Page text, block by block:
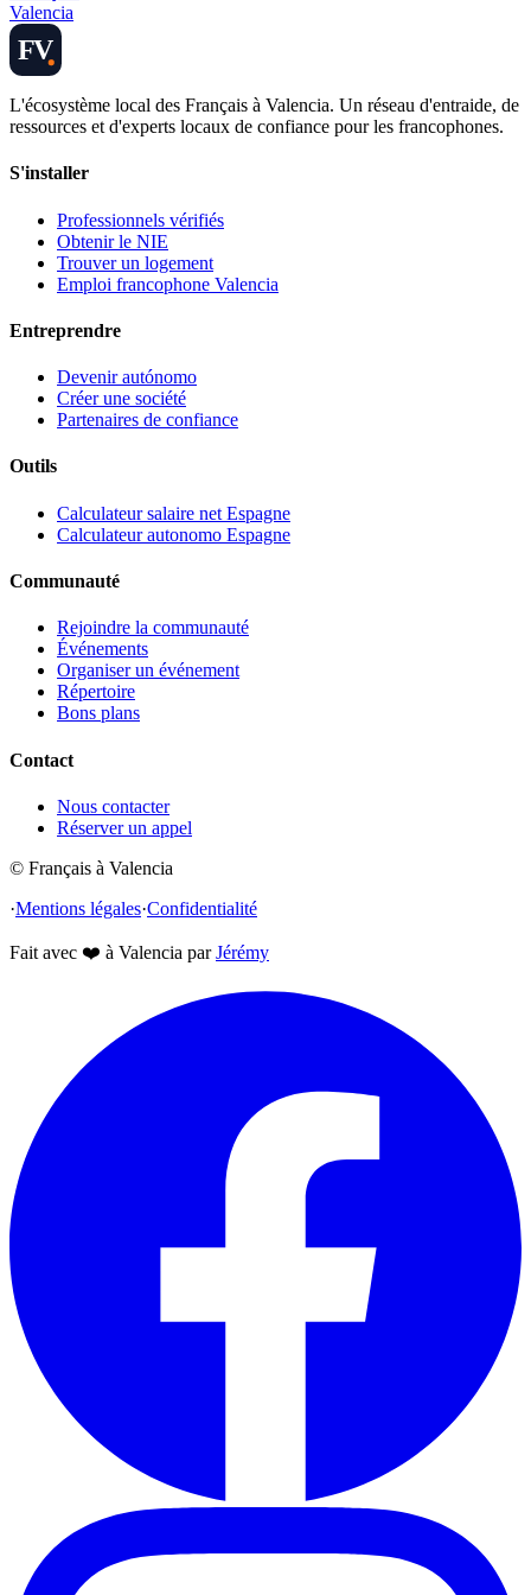
Valencia
FV
L'écosystème local des Français à Valencia. Un réseau d'entraide, de
ressources et d'experts locaux de confiance pour les francophones.
S'installer
Professionnels vérifiés
Obtenir le NIE
Trouver un logement
Emploi francophone Valencia
Entreprendre
Devenir autónomo
Créer une société
Partenaires de confiance
Outils
Calculateur salaire net Espagne
Calculateur autonomo Espagne
Communauté
Rejoindre la communauté
Événements
Organiser un événement
Répertoire
Bons plans
Contact
Nous contacter
Réserver un appel
© Français à Valencia
·Mentions légales·Confidentialité
Fait avec ❤️ à Valencia par Jérémy